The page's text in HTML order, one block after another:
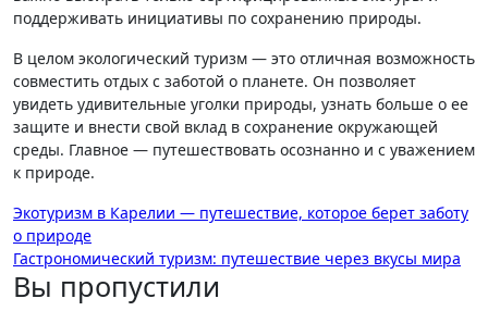
поддерживать инициативы по сохранению природы.
В целом экологический туризм — это отличная возможность
совместить отдых с заботой о планете. Он позволяет
увидеть удивительные уголки природы, узнать больше о ее
защите и внести свой вклад в сохранение окружающей
среды. Главное — путешествовать осознанно и с уважением
к природе.
Навигация
по
записям
Экотуризм в Карелии — путешествие, которое берет заботу
о природе
Гастрономический туризм: путешествие через вкусы мира
Вы пропустили